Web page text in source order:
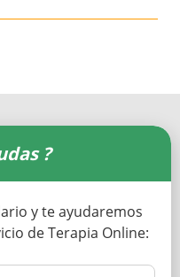
?
y te ayudaremos
de Terapia Online: